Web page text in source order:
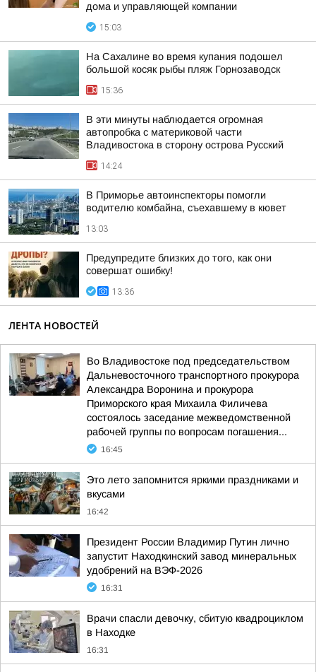
дома и управляющей компании
15:03
На Сахалине во время купания подошел
большой косяк рыбы пляж Горнозаводск
15:36
В эти минуты наблюдается огромная
автопробка с материковой части
Владивостока в сторону острова Русский
14:24
В Приморье автоинспекторы помогли
водителю комбайна, съехавшему в кювет
13:03
Предупредите близких до того, как они
совершат ошибку!
13:36
ЛЕНТА НОВОСТЕЙ
Во Владивостоке под председательством
Дальневосточного транспортного прокурора
Александра Воронина и прокурора
Приморского края Михаила Филичева
состоялось заседание межведомственной
рабочей группы по вопросам погашения...
16:45
Это лето запомнится яркими праздниками и
вкусами
16:42
Президент России Владимир Путин лично
запустит Находкинский завод минеральных
удобрений на ВЭФ-2026
16:31
Врачи спасли девочку, сбитую квадроциклом
в Находке
16:31